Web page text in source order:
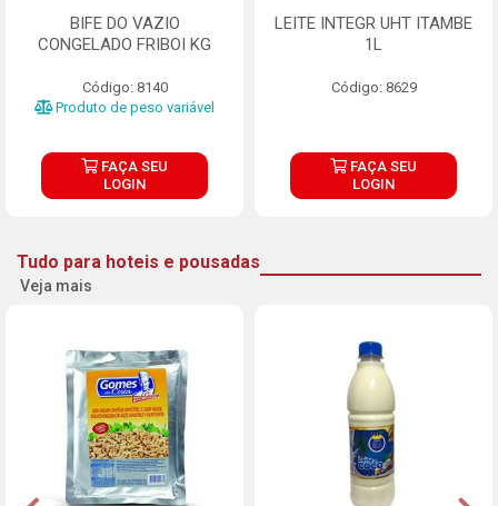
BIFE DO VAZIO
CONGELADO FRIBOI KG
Código: 8140
Produto de peso variável
FAÇA SEU
LOGIN
LEITE INTEGR UHT ITAMBE
1L
Código: 8629
FAÇA SEU
LOGIN
Tudo para hoteis e pousadas
Veja mais